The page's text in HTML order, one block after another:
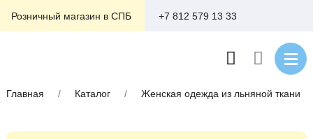
Розничный магазин в СПБ +7 812 579 13 33
Главная / Каталог / Женская одежда из льняной ткани